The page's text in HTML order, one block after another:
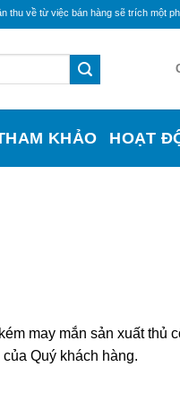
việc bán hàng sẽ trích một phần để
KHẢO HOẠT
may mắn sản xuất thủ
Quý khách hàng.